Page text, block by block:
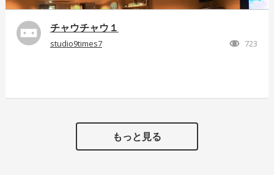
チャウチャウ１
studio9times7 723
もっと見る